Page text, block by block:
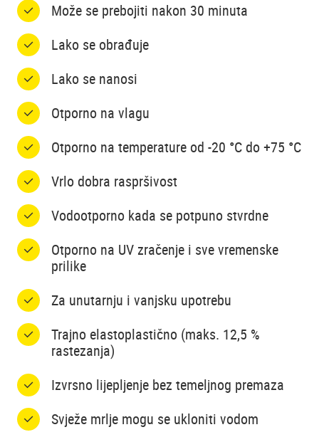
Može se prebojiti nakon 30 minuta
Lako se obrađuje
Lako se nanosi
Otporno na vlagu
Otporno na temperature od -20 °C do +75 °C
Vrlo dobra raspršivost
Vodootporno kada se potpuno stvrdne
Otporno na UV zračenje i sve vremenske
prilike
Za unutarnju i vanjsku upotrebu
Trajno elastoplastično (maks. 12,5 %
rastezanja)
Izvrsno lijepljenje bez temeljnog premaza
Svježe mrlje mogu se ukloniti vodom